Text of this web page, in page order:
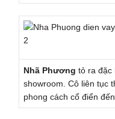
Nhã Phương tỏ ra đặc
showroom. Cô liên tục
phong cách cổ điển